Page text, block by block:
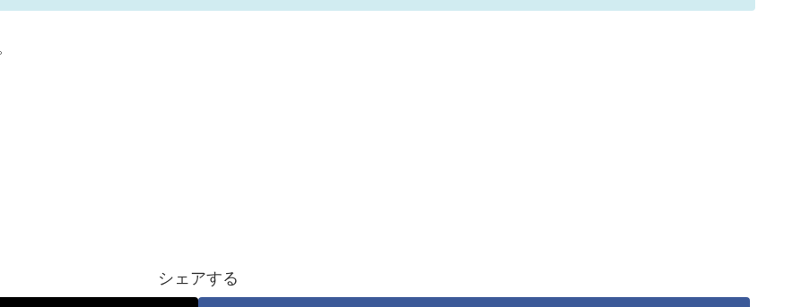
シェアする